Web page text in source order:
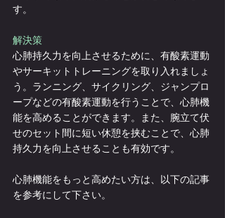
す。
解決策
心肺持久力を向上させるために、有酸素運動
やサーキットトレーニングを取り入れましょ
う。ランニング、サイクリング、ジャンプロ
ープなどの有酸素運動を行うことで、心肺機
能を高めることができます。また、腕立て伏
せのセット間に短い休憩を挟むことで、心肺
持久力を向上させることも有効です。
心肺機能をもっと高めたい方は、以下の記事
を参考にして下さい。